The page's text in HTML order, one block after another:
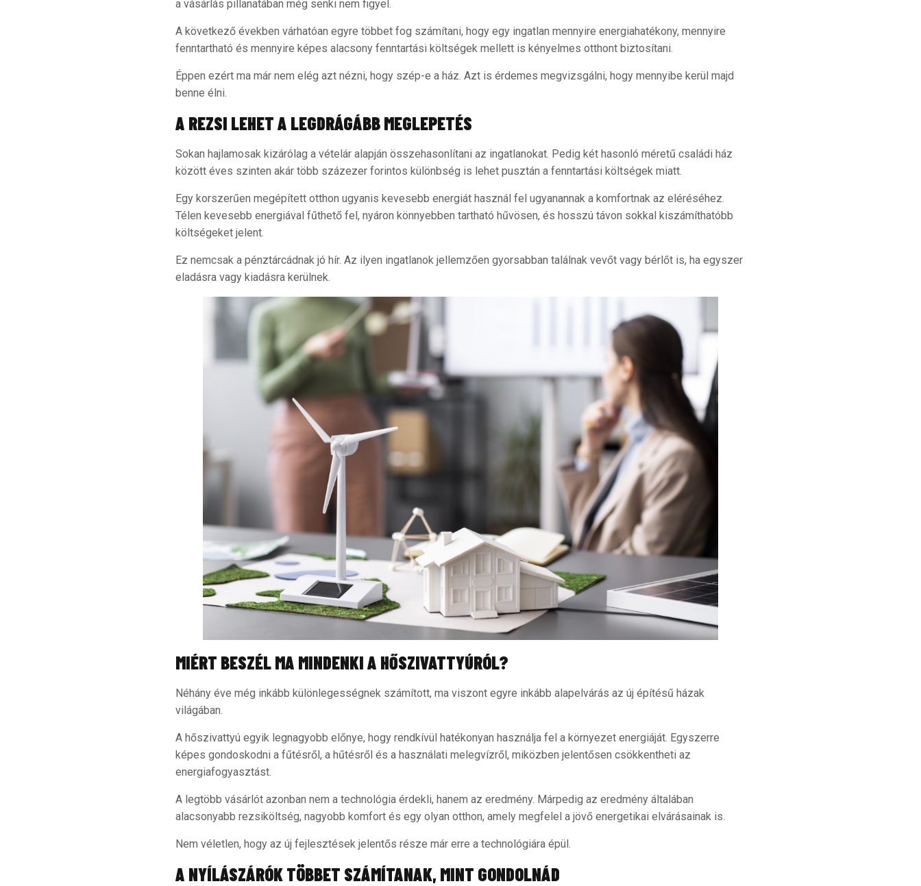
a vásárlás pillanatában még senki nem figyel.
A következő években várhatóan egyre többet fog számítani, hogy egy ingatlan mennyire energiahatékony, mennyire
fenntartható és mennyire képes alacsony fenntartási költségek mellett is kényelmes otthont biztosítani.
Éppen ezért ma már nem elég azt nézni, hogy szép-e a ház. Azt is érdemes megvizsgálni, hogy mennyibe kerül majd
benne élni.
A REZSI LEHET A LEGDRÁGÁBB MEGLEPETÉS
Sokan hajlamosak kizárólag a vételár alapján összehasonlítani az ingatlanokat. Pedig két hasonló méretű családi ház
között éves szinten akár több százezer forintos különbség is lehet pusztán a fenntartási költségek miatt.
Egy korszerűen megépített otthon ugyanis kevesebb energiát használ fel ugyanannak a komfortnak az eléréséhez.
Télen kevesebb energiával fűthető fel, nyáron könnyebben tartható hűvösen, és hosszú távon sokkal kiszámíthatóbb
költségeket jelent.
Ez nemcsak a pénztárcádnak jó hír. Az ilyen ingatlanok jellemzően gyorsabban találnak vevőt vagy bérlőt is, ha egyszer
eladásra vagy kiadásra kerülnek.
MIÉRT BESZÉL MA MINDENKI A HŐSZIVATTYÚRÓL?
Néhány éve még inkább különlegességnek számított, ma viszont egyre inkább alapelvárás az új építésű házak
világában.
A hőszivattyú egyik legnagyobb előnye, hogy rendkívül hatékonyan használja fel a környezet energiáját. Egyszerre
képes gondoskodni a fűtésről, a hűtésről és a használati melegvízről, miközben jelentősen csökkentheti az
energiafogyasztást.
A legtöbb vásárlót azonban nem a technológia érdekli, hanem az eredmény. Márpedig az eredmény általában
alacsonyabb rezsiköltség, nagyobb komfort és egy olyan otthon, amely megfelel a jövő energetikai elvárásainak is.
Nem véletlen, hogy az új fejlesztések jelentős része már erre a technológiára épül.
A NYÍLÁSZÁRÓK TÖBBET SZÁMÍTANAK, MINT GONDOLNÁD